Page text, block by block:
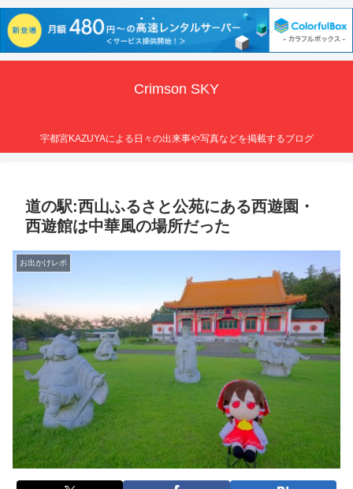
Crimson SKY
宇都宮KAZUYAによる日々の出来事や写真などを掲載するブログ
道の駅:西山ふるさと公苑にある西遊園・
西遊館は中華風の場所だった
お出かけレポ